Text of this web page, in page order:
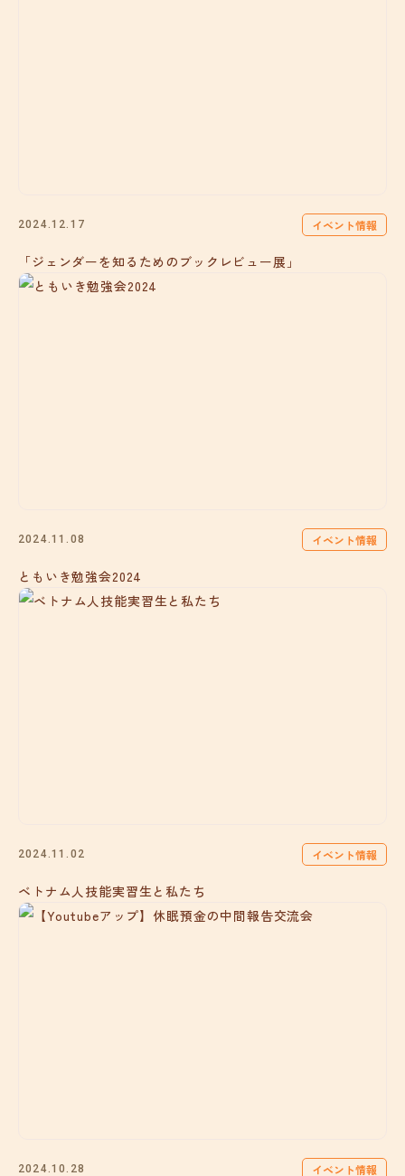
2024.12.17 イベント情報
「ジェンダーを知るためのブックレビュー展」
2024.11.08 イベント情報
ともいき勉強会2024
2024.11.02 イベント情報
ベトナム人技能実習生と私たち
2024.10.28 イベント情報